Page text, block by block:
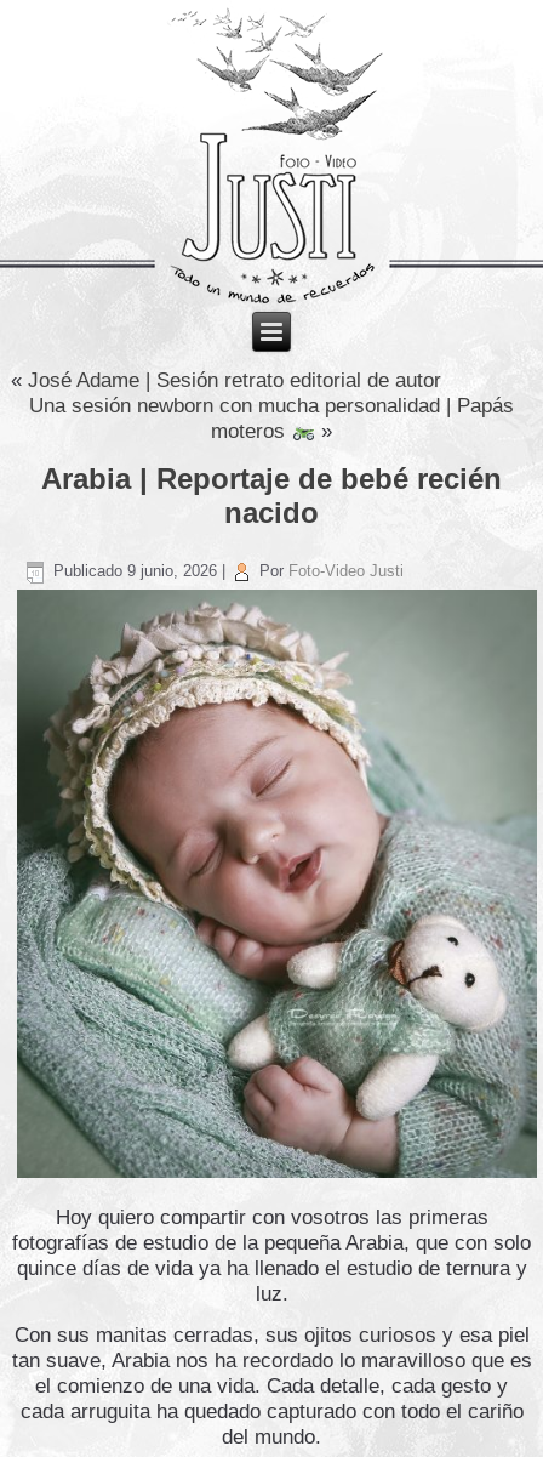
«José Adame | Sesión retrato editorial de autor
Una sesión newborn con mucha personalidad | Papás
moteros
»
Arabia | Reportaje de bebé recién
nacido
Publicado 9 junio, 2026 Por Foto-Video Justi
Hoy quiero compartir con vosotros las primeras
fotografías de estudio de la pequeña Arabia, que con solo
quince días de vida ya ha llenado el estudio de ternura y
luz.
Con sus manitas cerradas, sus ojitos curiosos y esa piel
tan suave, Arabia nos ha recordado lo maravilloso que es
el comienzo de una vida. Cada detalle, cada gesto y
cada arruguita ha quedado capturado con todo el cariño
del mundo.